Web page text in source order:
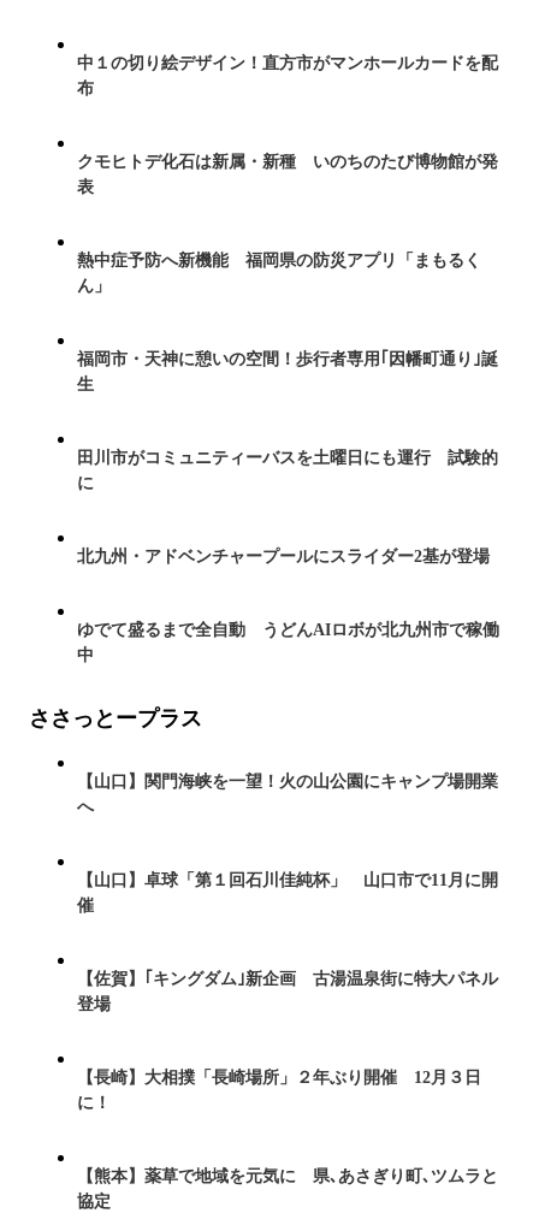
中１の切り絵デザイン！直方市がマンホールカードを配
布
クモヒトデ化石は新属・新種 いのちのたび博物館が発
表
熱中症予防へ新機能 福岡県の防災アプリ「まもるく
ん」
福岡市・天神に憩いの空間！歩行者専用｢因幡町通り｣誕
生
田川市がコミュニティーバスを土曜日にも運行 試験的
に
北九州・アドベンチャープールにスライダー2基が登場
ゆでて盛るまで全自動 うどんAIロボが北九州市で稼働
中
ささっとープラス
【山口】関門海峡を一望！火の山公園にキャンプ場開業
へ
【山口】卓球「第１回石川佳純杯」 山口市で11月に開
催
【佐賀】｢キングダム｣新企画 古湯温泉街に特大パネル
登場
【長崎】大相撲「長崎場所」２年ぶり開催 12月３日
に！
【熊本】薬草で地域を元気に 県､あさぎり町､ツムラと
協定